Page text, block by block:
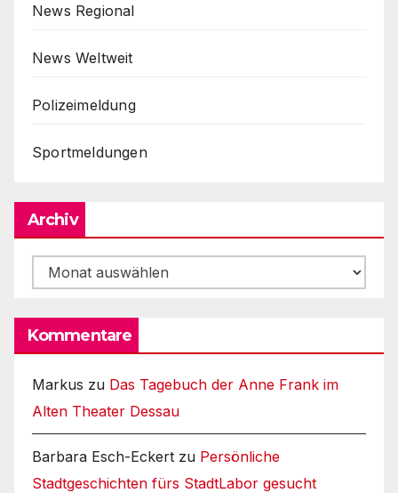
News Regional
News Weltweit
Polizeimeldung
Sportmeldungen
Archiv
Archiv
Kommentare
Markus zu Das Tagebuch der Anne Frank im
Alten Theater Dessau
Barbara Esch-Eckert zu Persönliche
Stadtgeschichten fürs StadtLabor gesucht